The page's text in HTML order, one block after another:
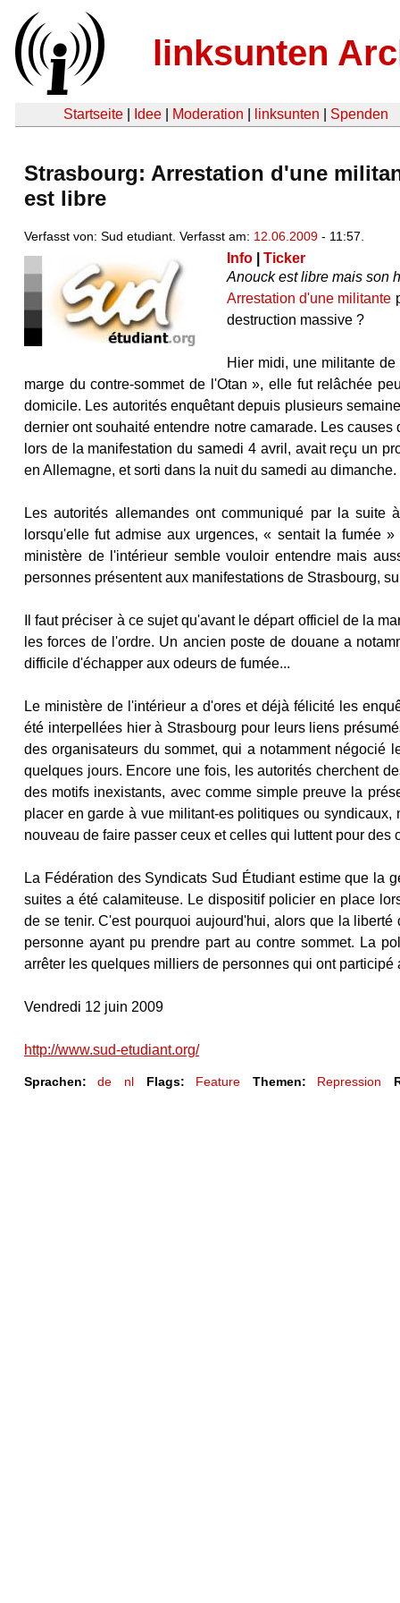
linksunten
Startseite Idee Moderation linksunten Spenden
Strasbourg: Arrestation d'une
est libre
Verfasst von: Sud etudiant. Verfasst am: 12.06.2009 - 11:57.
Info |Ticker
Anouck est libre mais son
Arrestation d'une militante
destruction massive ?
Hier midi, une militante
marge du contre-sommet de l'Otan », elle fut relâchée
domicile. Les autorités enquêtant depuis plusieurs
dernier ont souhaité entendre notre camarade. Les
lors de la manifestation du samedi 4 avril, avait reçu un
en Allemagne, et sorti dans la nuit du samedi au dimanche.
Les autorités allemandes ont communiqué par la
lorsqu'elle fut admise aux urgences, « sentait la fumée
ministère de l'intérieur semble vouloir entendre mais
personnes présentent aux manifestations de Strasbourg,
Il faut préciser à ce sujet qu'avant le départ officiel de la
les forces de l'ordre. Un ancien poste de douane a
difficile d'échapper aux odeurs de fumée...
Le ministère de l'intérieur a d'ores et déjà félicité les
été interpellées hier à Strasbourg pour leurs liens
des organisateurs du sommet, qui a notamment
quelques jours. Encore une fois, les autorités cherchent
des motifs inexistants, avec comme simple preuve la
placer en garde à vue militant-es politiques ou
nouveau de faire passer ceux et celles qui luttent pour des
La Fédération des Syndicats Sud Étudiant estime que la
suites a été calamiteuse. Le dispositif policier en place
de se tenir. C'est pourquoi aujourd'hui, alors que la
personne ayant pu prendre part au contre sommet. La
arrêter les quelques milliers de personnes qui ont
Vendredi 12 juin 2009
http://www.sud-etudiant.org/
Sprachen: de nl Flags: Feature Themen: Repression